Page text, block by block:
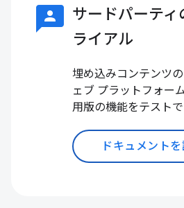
3p サードパーティ
ライアル
埋め込みコンテンツ
ェブ プラットフォー
用版の機能をテストで
ドキュメント